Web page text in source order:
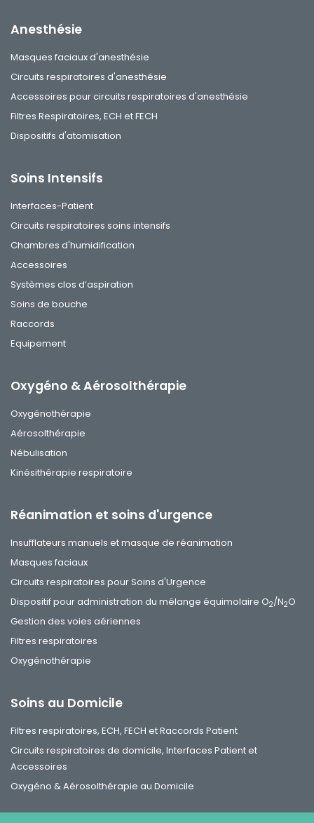
Anesthésie
Masques faciaux d'anesthésie
Circuits respiratoires d'anesthésie
Accessoires pour circuits respiratoires d'anesthésie
Filtres Respiratoires, ECH et FECH
Dispositifs d'atomisation
Soins Intensifs
Interfaces-Patient
Circuits respiratoires soins intensifs
Chambres d'humidification
Accessoires
Systèmes clos d’aspiration
Soins de bouche
Raccords
Equipement
Oxygéno & Aérosolthérapie
Oxygénothérapie
Aérosolthérapie
Nébulisation
Kinésithérapie respiratoire
Réanimation et soins d'urgence
Insufflateurs manuels et masque de réanimation
Masques faciaux
Circuits respiratoires pour Soins d'Urgence
Dispositif pour administration du mélange équimolaire O2/N2O
Gestion des voies aériennes
Filtres respiratoires
Oxygénothérapie
Soins au Domicile
Filtres respiratoires, ECH, FECH et Raccords Patient
Circuits respiratoires de domicile, Interfaces Patient et
Accessoires
Oxygéno & Aérosolthérapie au Domicile